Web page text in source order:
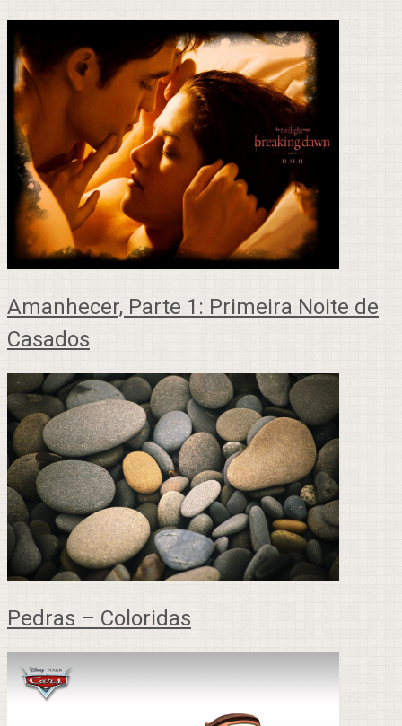
Amanhecer, Parte 1: Primeira Noite de
Casados
Pedras – Coloridas